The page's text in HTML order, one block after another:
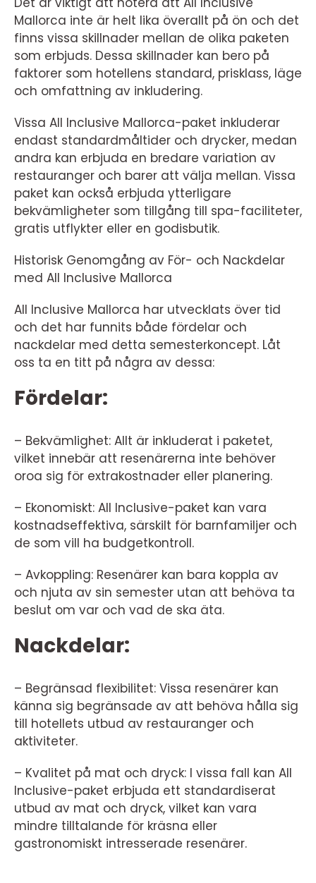
Mallorca inte är helt lika överallt på ön och det
finns vissa skillnader mellan de olika paketen
som erbjuds. Dessa skillnader kan bero på
faktorer som hotellens standard, prisklass, läge
och omfattning av inkludering.
Vissa All Inclusive Mallorca-paket inkluderar
endast standardmåltider och drycker, medan
andra kan erbjuda en bredare variation av
restauranger och barer att välja mellan. Vissa
paket kan också erbjuda ytterligare
bekvämligheter som tillgång till spa-faciliteter,
gratis utflykter eller en godisbutik.
Historisk Genomgång av För- och Nackdelar
med All Inclusive Mallorca
All Inclusive Mallorca har utvecklats över tid
och det har funnits både fördelar och
nackdelar med detta semesterkoncept. Låt
oss ta en titt på några av dessa:
Fördelar:
– Bekvämlighet: Allt är inkluderat i paketet,
vilket innebär att resenärerna inte behöver
oroa sig för extrakostnader eller planering.
– Ekonomiskt: All Inclusive-paket kan vara
kostnadseffektiva, särskilt för barnfamiljer och
de som vill ha budgetkontroll.
– Avkoppling: Resenärer kan bara koppla av
och njuta av sin semester utan att behöva ta
beslut om var och vad de ska äta.
Nackdelar:
– Begränsad flexibilitet: Vissa resenärer kan
känna sig begränsade av att behöva hålla sig
till hotellets utbud av restauranger och
aktiviteter.
– Kvalitet på mat och dryck: I vissa fall kan All
Inclusive-paket erbjuda ett standardiserat
utbud av mat och dryck, vilket kan vara
mindre tilltalande för kräsna eller
gastronomiskt intresserade resenärer.